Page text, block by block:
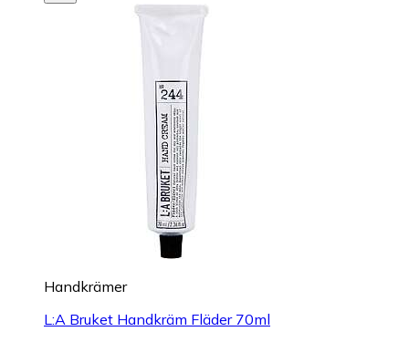
Handkrämer
L:A Bruket Handkräm Fläder 70ml